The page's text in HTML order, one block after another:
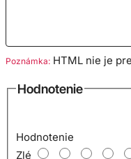
Poznámka: HTML nie je
Hodnotenie
Hodnotenie
Zlé